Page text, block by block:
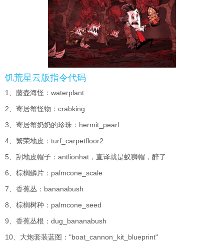
饥荒星云版指令代码
1、藤壶海怪：waterplant
2、寄居蟹怪物：crabking
3、寄居蟹奶奶的珍珠：hermit_pearl
4、繁荣地皮：turf_carpetfloor2
5、刮地皮帽子：antlionhat，直译就是蚁狮帽，醉了
6、棕榈鳞片：palmcone_scale
7、香蕉丛：bananabush
8、棕榈树种：palmcone_seed
9、香蕉丛根：dug_bananabush
10、大炮套装蓝图："boat_cannon_kit_blueprint"